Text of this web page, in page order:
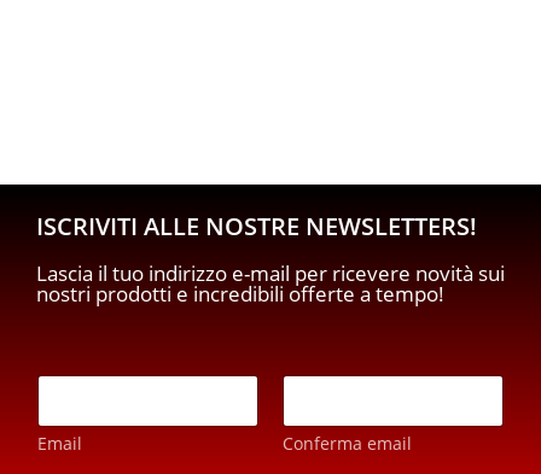
ISCRIVITI ALLE NOSTRE NEWSLETTERS!
Lascia il tuo indirizzo e-mail per ricevere novità sui
nostri prodotti e incredibili offerte a tempo!
a
i
E
a
iEmail Conferma email